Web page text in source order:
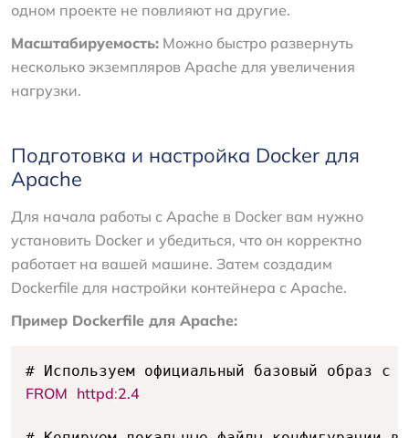
одном проекте не повлияют на другие.
Масштабируемость: Можно быстро развернуть
несколько экземпляров Apache для увеличения
нагрузки.
Подготовка и настройка Docker для
Apache
Для начала работы с Apache в Docker вам нужно
установить Docker и убедиться, что он корректно
работает на вашей машине. Затем создадим
Dockerfile для настройки контейнера с Apache.
Пример Dockerfile для Apache:
FROM httpd:2.4